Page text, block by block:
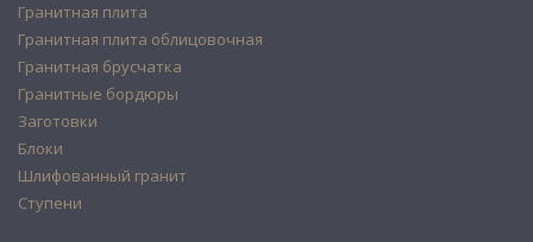
Гранитная плита
Гранитная плита облицовочная
Гранитная брусчатка
Гранитные бордюры
Заготовки
Блоки
Шлифованный гранит
Ступени